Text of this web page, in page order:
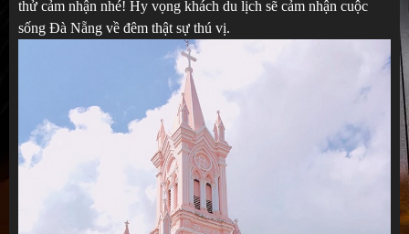
thử cảm nhận nhé! Hy vọng khách du lịch sẽ cảm nhận cuộc
sống Đà Nẵng về đêm thật sự thú vị.